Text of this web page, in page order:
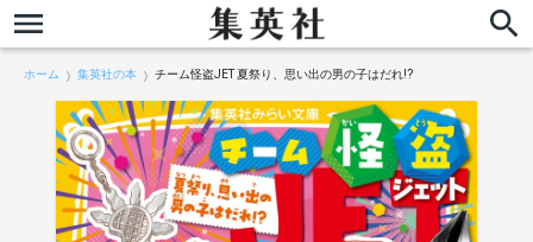
ホーム 集英社の本 チーム怪盗JET 夏祭り、思い出の男の子はだれ!?